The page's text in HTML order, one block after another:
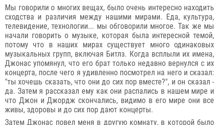
Мы говорили о многих вещах, было очень интересно находить
сходства и различия между нашими мирами. Еда, культура,
телевидение, технологии... мы обговорили многое. Так же мы
начали говорить о музыке, которая была интересной темой,
потому что в наших мирах существует много одинаковых
музыкальных групп, включая Битлз. Когда всплыли их имена,
Джонас упомянул, что его брат только недавно вернулся с их
концерта, после чего я удивленно посмотрел на него и сказал:
"ты хочешь сказать, что они до сих пор вместе?", и он сказал -
да. Затем я рассказал ему как они распались в нашем мире и
что Джон и Джордж скончались, видимо в его мире они все
живы, здоровы и до сих пор дают концерты.
Затем Джонас повел меня в другую комнату, в которой было